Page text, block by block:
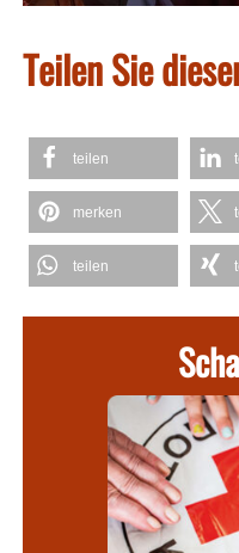
Teilen Sie
teilen
merken
teilen